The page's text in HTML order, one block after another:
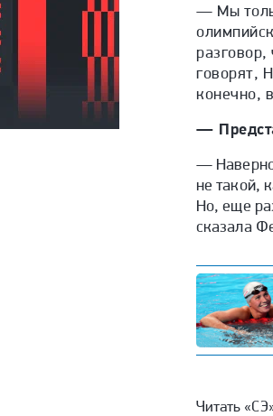
— Мы
говорят,
конечно,
—
—
не такой,
Но, еще
сказала
Читать